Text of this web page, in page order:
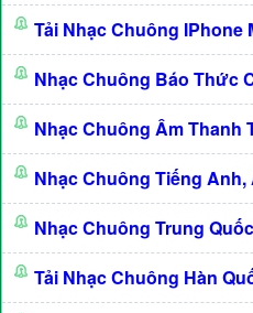
Tải Nhạc Chuông IPhone
Nhạc Chuông Báo Thức
Nhạc Chuông Âm Thanh
Nhạc Chuông Tiếng Anh,
Nhạc Chuông Trung
Tải Nhạc Chuông Hàn